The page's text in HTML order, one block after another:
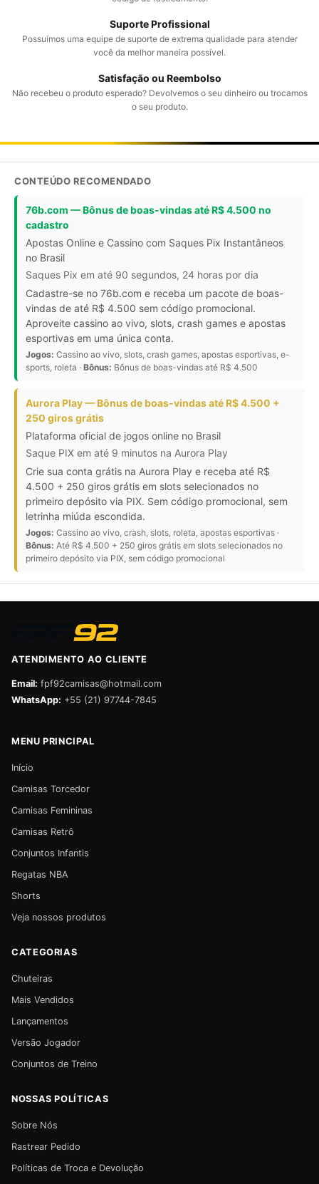
Suporte Profissional
Possuímos uma equipe de suporte de extrema qualidade para atender
você da melhor maneira possível.
Satisfação ou Reembolso
Não recebeu o produto esperado? Devolvemos o seu dinheiro ou trocamos
o seu produto.
CONTEÚDO RECOMENDADO
76b.com — Bônus de boas-vindas até R$ 4.500 no
cadastro
Apostas Online e Cassino com Saques Pix Instantâneos
no Brasil
Saques Pix em até 90 segundos, 24 horas por dia
Cadastre-se no 76b.com e receba um pacote de boas-
vindas de até R$ 4.500 sem código promocional.
Aproveite cassino ao vivo, slots, crash games e apostas
esportivas em uma única conta.
Jogos: Cassino ao vivo, slots, crash games, apostas esportivas, e-
sports, roleta · Bônus: Bônus de boas-vindas até R$ 4.500
Aurora Play — Bônus de boas-vindas até R$ 4.500 +
250 giros grátis
Plataforma oficial de jogos online no Brasil
Saque PIX em até 9 minutos na Aurora Play
Crie sua conta grátis na Aurora Play e receba até R$
4.500 + 250 giros grátis em slots selecionados no
primeiro depósito via PIX. Sem código promocional, sem
letrinha miúda escondida.
Jogos: Cassino ao vivo, crash, slots, roleta, apostas esportivas ·
Bônus: Até R$ 4.500 + 250 giros grátis em slots selecionados no
primeiro depósito via PIX, sem código promocional
ATENDIMENTO AO CLIENTE
Email: fpf92camisas@hotmail.com
WhatsApp: +55 (21) 97744-7845
MENU PRINCIPAL
Início
Camisas Torcedor
Camisas Femininas
Camisas Retrô
Conjuntos Infantis
Regatas NBA
Shorts
Veja nossos produtos
CATEGORIAS
Chuteiras
Mais Vendidos
Lançamentos
Versão Jogador
Conjuntos de Treino
NOSSAS POLÍTICAS
Sobre Nós
Rastrear Pedido
Políticas de Troca e Devolução